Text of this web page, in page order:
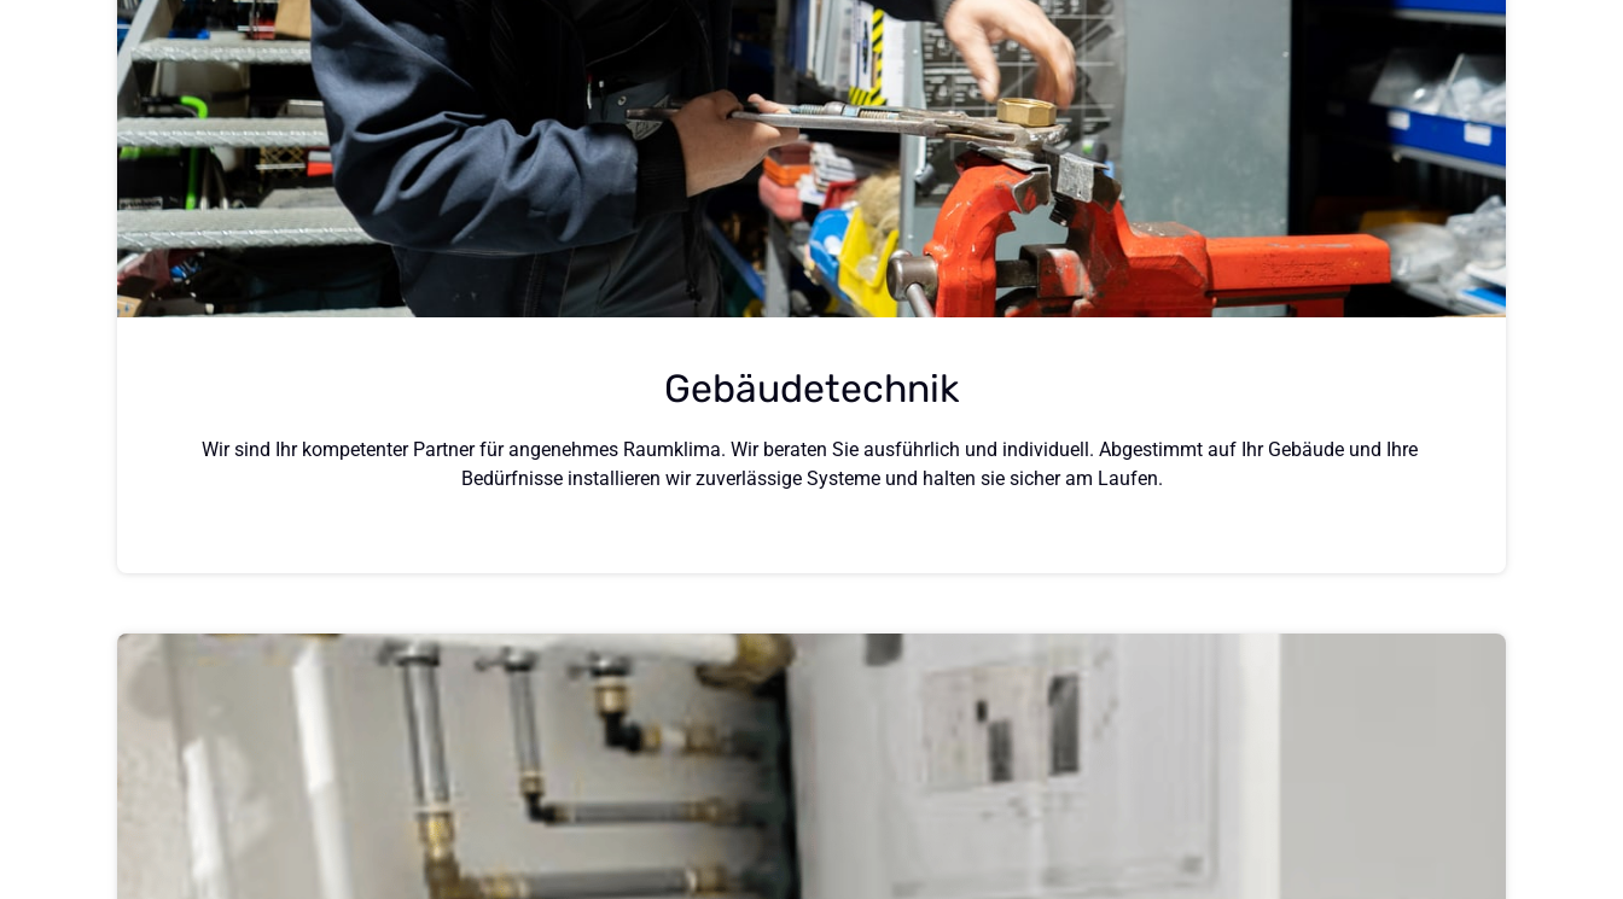
Gebäudetechnik
Wir sind Ihr kompetenter Partner für angenehmes Raumklima. Wir beraten Sie ausführlich und individuell. Abgestimmt auf Ihr Gebäude und Ihre
Bedürfnisse installieren wir zuverlässige Systeme und halten sie sicher am Laufen.